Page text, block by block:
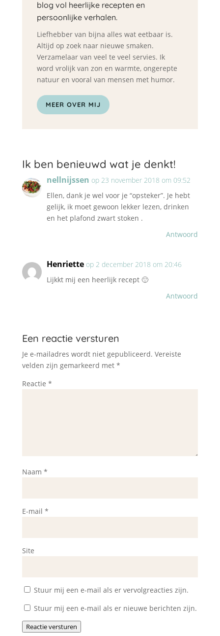
blog vol heerlijke recepten en
persoonlijke verhalen.
Liefhebber van bijna alles wat eetbaar is.
Altijd op zoek naar nieuwe smaken.
Verzamelaar van veel te veel servies. Ik
word vrolijk van zon en warmte, ongerepte
natuur en vooral van mensen met humor.
MEER OVER MIJ
Ik ben benieuwd wat je denkt!
nellnijssen op 23 november 2018 om 09:52
Ellen, dank je wel voor je “opsteker”. Je hebt
gelijk, ik moet gewoon lekker lezen, drinken
en het plafond zwart stoken .
Antwoord
Henriette op 2 december 2018 om 20:46
Lijkkt mij een heerlijk recept 🙂
Antwoord
Een reactie versturen
Je e-mailadres wordt niet gepubliceerd. Vereiste
velden zijn gemarkeerd met *
Reactie *
Naam *
E-mail *
Site
Stuur mij een e-mail als er vervolgreacties zijn.
Stuur mij een e-mail als er nieuwe berichten zijn.
Reactie versturen